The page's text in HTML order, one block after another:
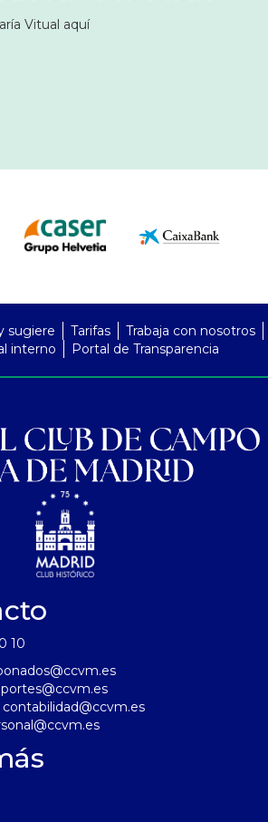
Vitual aquí
sugiere Tarifas
Trabaja con nosotros
interno
Portal de Transparencia
10
contabilidad@ccvm.es